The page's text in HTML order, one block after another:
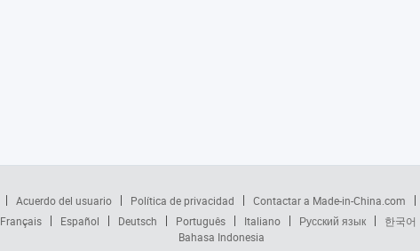
Acuerdo del usuario Política de privacidad
Contactar a Made-in-China.com
Français Español Deutsch Português Italiano Русский язык
한국어
Bahasa Indonesia